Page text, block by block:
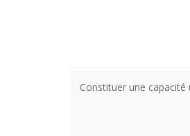
Constituer une